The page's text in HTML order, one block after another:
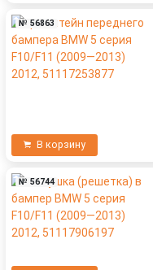
№ 56863
В корзину
№ 56744